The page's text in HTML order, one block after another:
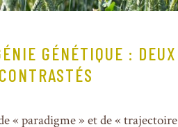
GÉNÉTIQUE :
CONTRASTÉS
« paradigme » et de «